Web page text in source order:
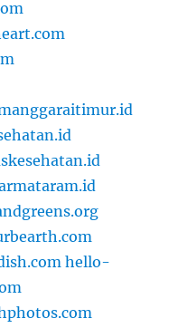
hello-